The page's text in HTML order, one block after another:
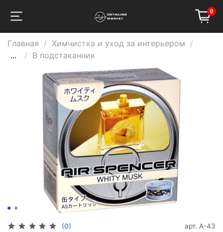
0
Главная
Химчистка и уход за интерьером
...
В подстаканник
(0) арт. A-43